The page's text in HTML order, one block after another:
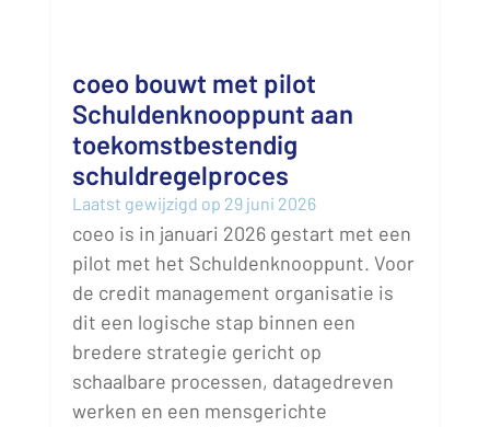
coeo bouwt met pilot
Schuldenknooppunt aan
toekomstbestendig
schuldregelproces
Laatst gewijzigd op 29 juni 2026
coeo is in januari 2026 gestart met een
pilot met het Schuldenknooppunt. Voor
de credit management organisatie is
dit een logische stap binnen een
bredere strategie gericht op
schaalbare processen, datagedreven
werken en een mensgerichte